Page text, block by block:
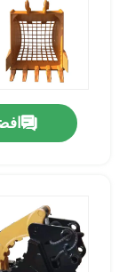
المنتجات